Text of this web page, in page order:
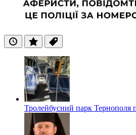
ОстанніПопулярні
Теги
Тролейбусний парк Тернополя